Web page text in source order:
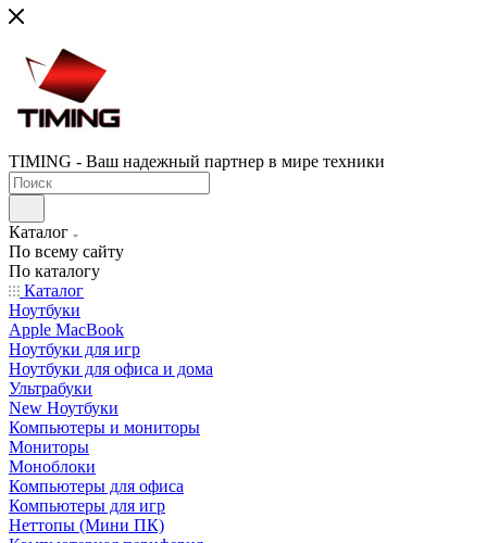
TIMING - Ваш надежный партнер в мире техники
Каталог
По всему сайту
По каталогу
Каталог
Ноутбуки
Apple MacBook
Ноутбуки для игр
Ноутбуки для офиса и дома
Ультрабуки
New Ноутбуки
Компьютеры и мониторы
Мониторы
Моноблоки
Компьютеры для офиса
Компьютеры для игр
Неттопы (Мини ПК)